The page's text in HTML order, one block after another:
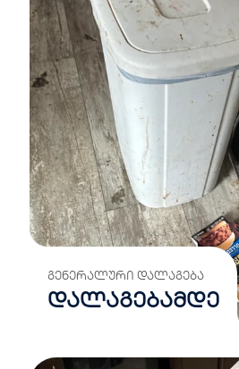
ᲒᲔᲜᲔᲠᲐᲚᲣᲠᲘ ᲓᲐᲚᲐᲒᲔᲑᲐ
დალაგებამდე